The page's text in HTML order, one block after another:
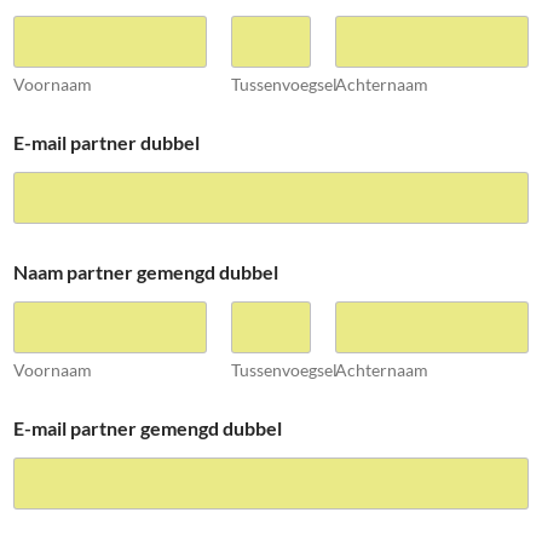
Voornaam TussenvoegselAchternaam
E-mail partner dubbel
Naam partner gemengd dubbel
Voornaam TussenvoegselAchternaam
E-mail partner gemengd dubbel